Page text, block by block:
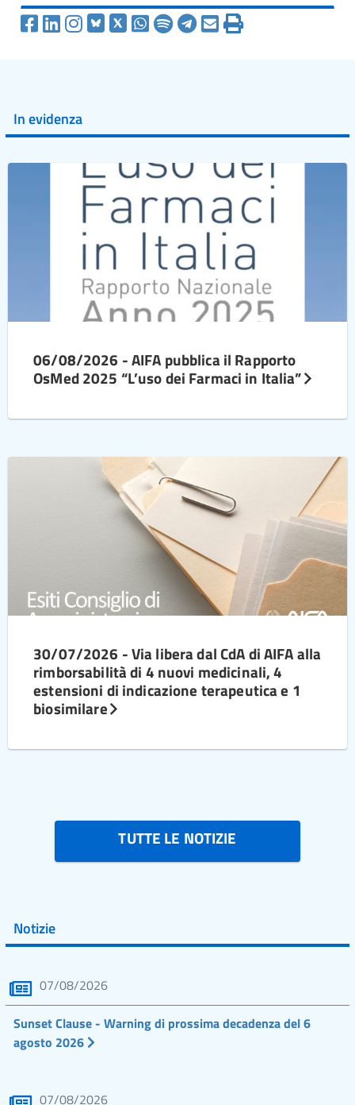
In evidenza
06/08/2026 - AIFA pubblica il Rapporto
OsMed 2025 “L’uso dei Farmaci in Italia”
30/07/2026 - Via libera dal CdA di AIFA alla
rimborsabilità di 4 nuovi medicinali, 4
estensioni di indicazione terapeutica e 1
biosimilare
TUTTE LE NOTIZIE
Notizie
07/08/2026
Sunset Clause - Warning di prossima decadenza del 6
agosto 2026
07/08/2026